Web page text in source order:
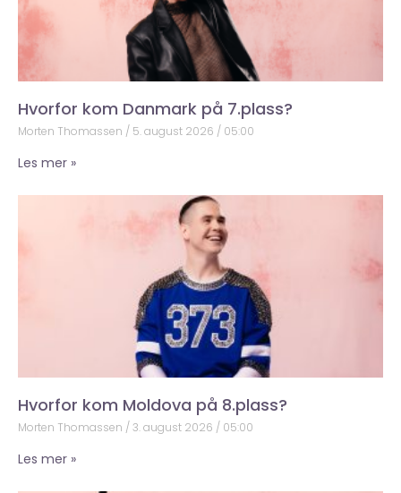
Hvorfor kom Danmark på 7.plass?
Morten Thomassen 5. august 2026 05:00
Les mer »
Hvorfor kom Moldova på 8.plass?
Morten Thomassen 3. august 2026 05:00
Les mer »